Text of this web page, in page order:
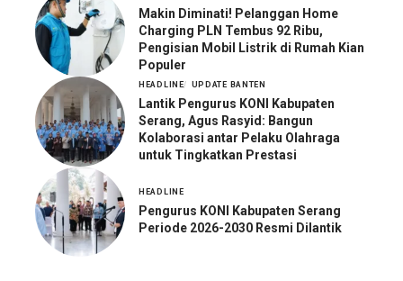
Makin Diminati! Pelanggan Home
Charging PLN Tembus 92 Ribu,
Pengisian Mobil Listrik di Rumah Kian
Populer
HEADLINE UPDATE BANTEN
Lantik Pengurus KONI Kabupaten
Serang, Agus Rasyid: Bangun
Kolaborasi antar Pelaku Olahraga
untuk Tingkatkan Prestasi
HEADLINE
Pengurus KONI Kabupaten Serang
Periode 2026-2030 Resmi Dilantik